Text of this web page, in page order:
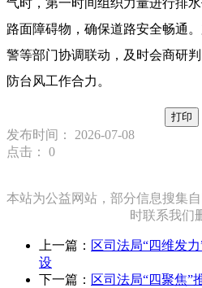
气时，第一时间组织力量进行排
路面障碍物，确保道路安全畅通
警等部门协调联动，及时会商研
防台风工作合力。
打印
发布时间： 2026-07-08
点击： 0
本站为公益网站，部分信息搜集
时联系我们
上一篇： 区司法局“四维发
设
下一篇： 区司法局“四聚焦”